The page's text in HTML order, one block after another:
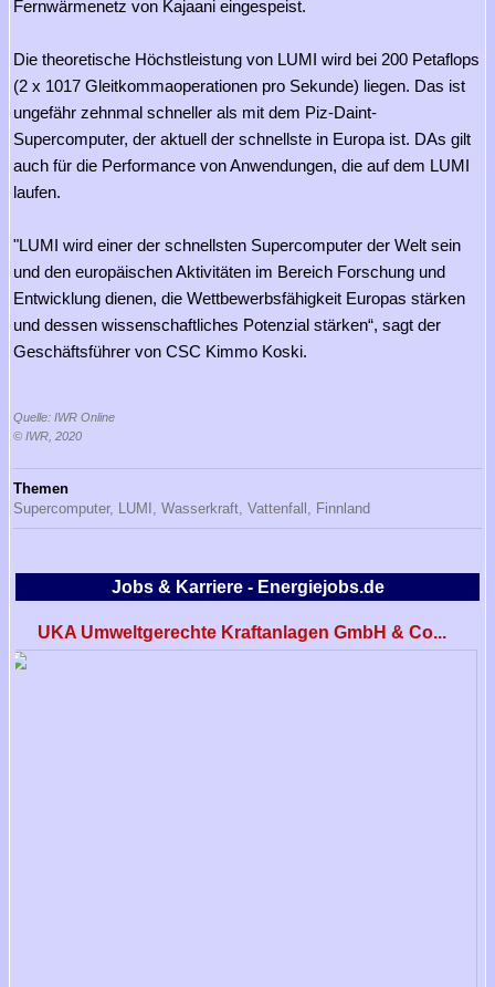
Fernwärmenetz von Kajaani eingespeist.
Die theoretische Höchstleistung von LUMI wird bei 200 Petaflops
(2 x 1017 Gleitkommaoperationen pro Sekunde) liegen. Das ist
ungefähr zehnmal schneller als mit dem Piz-Daint-
Supercomputer, der aktuell der schnellste in Europa ist. DAs gilt
auch für die Performance von Anwendungen, die auf dem LUMI
laufen.
"LUMI wird einer der schnellsten Supercomputer der Welt sein
und den europäischen Aktivitäten im Bereich Forschung und
Entwicklung dienen, die Wettbewerbsfähigkeit Europas stärken
und dessen wissenschaftliches Potenzial stärken“, sagt der
Geschäftsführer von CSC Kimmo Koski.
Quelle: IWR Online
© IWR, 2020
Themen
Supercomputer,
LUMI, Wasserkraft, Vattenfall, Finnland
Jobs & Karriere - Energiejobs.de
UKA Umweltgerechte Kraftanlagen GmbH & Co...